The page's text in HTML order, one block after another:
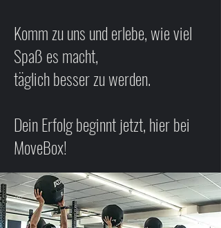
Komm zu uns und erlebe, wie viel
Spaß es macht,
täglich besser zu werden.
Dein Erfolg beginnt jetzt, hier bei
MoveBox!